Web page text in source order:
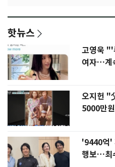
핫뉴스
고영욱
여자…계
오지헌 "
5000만
'9440억'
행보…최